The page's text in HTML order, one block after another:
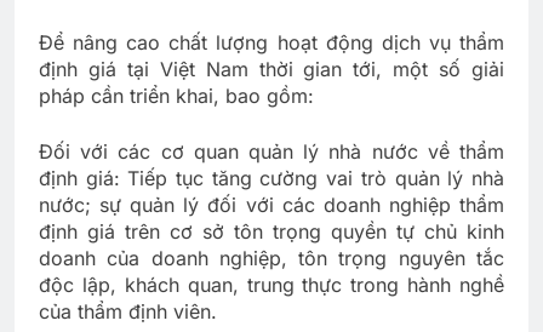
Để nâng cao chất lượng hoạt động dịch vụ thẩm
định giá tại Việt Nam thời gian tới, một số giải
pháp cần triển khai, bao gồm:
Đối với các cơ quan quản lý nhà nước về thẩm
định giá: Tiếp tục tăng cường vai trò quản lý nhà
nước; sự quản lý đối với các doanh nghiệp thẩm
định giá trên cơ sở tôn trọng quyền tự chủ kinh
doanh của doanh nghiệp, tôn trọng nguyên tắc
độc lập, khách quan, trung thực trong hành nghề
của thẩm định viên.